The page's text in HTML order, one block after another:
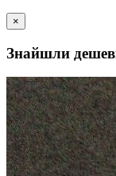
×
Знайшли